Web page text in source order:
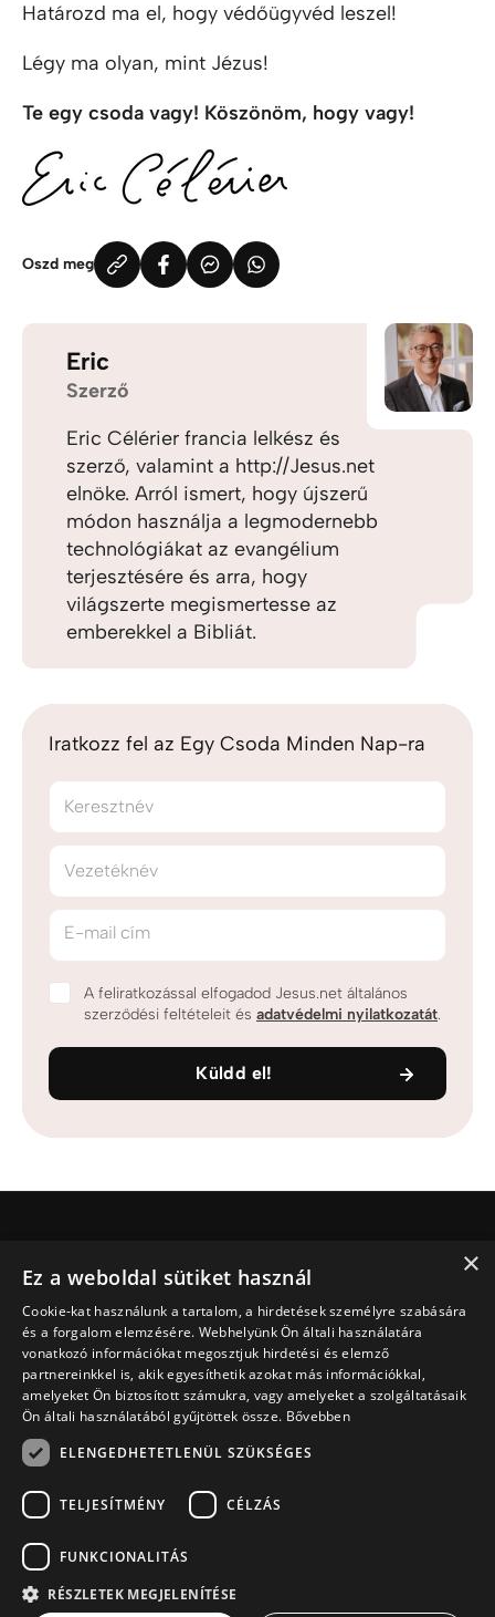
Határozd ma el, hogy védőügyvéd leszel!
Légy ma olyan, mint Jézus!
Te egy csoda vagy! Köszönöm, hogy vagy!
Oszd meg
Eric
Szerző
Eric Célérier francia lelkész és
szerző, valamint a http://Jesus.net
elnöke. Arról ismert, hogy újszerű
módon használja a legmodernebb
technológiákat az evangélium
terjesztésére és arra, hogy
világszerte megismertesse az
emberekkel a Bibliát.
Iratkozz fel az Egy Csoda Minden Nap-ra
Keresztnév
Vezetéknév
E-mail cím
A feliratkozással elfogadod Jesus.net általános
szerződési feltételeit és adatvédelmi nyilatkozatát.
Küldd el!
Ki Jesus.net?
Jesus.net partnerei
Adakozni
Fedezd fel
Cikkek
Videó
Terveink
Imát szeretnék kérni
Van egy kérdésem
×
Ez a weboldal sütiket használ
Cookie-kat használunk a tartalom, a hirdetések személyre szabására
és a forgalom elemzésére. Webhelyünk Ön általi használatára
vonatkozó információkat megosztjuk hirdetési és elemző
partnereinkkel is, akik egyesíthetik azokat más információkkal,
amelyeket Ön biztosított számukra, vagy amelyeket a szolgáltatásaik
Ön általi használatából gyűjtöttek össze. Bővebben
ELENGEDHETETLENÜL SZÜKSÉGES
TELJESÍTMÉNY CÉLZÁS
FUNKCIONALITÁS
RÉSZLETEK MEGJELENÍTÉSE